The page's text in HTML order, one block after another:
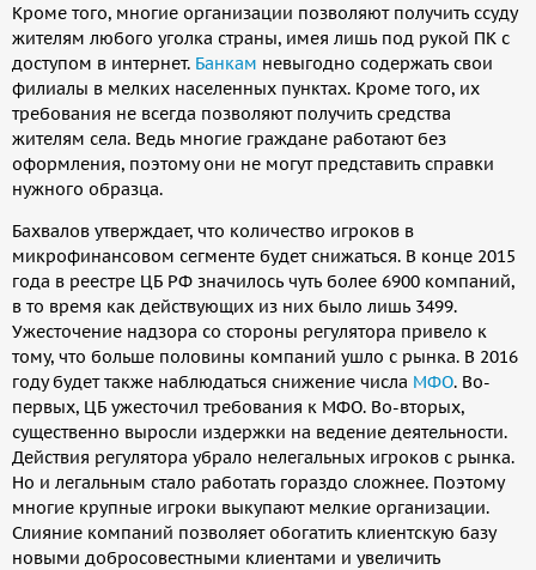
Кроме того, многие организации позволяют получить ссуду
жителям любого уголка страны, имея лишь под рукой ПК с
доступом в интернет. Банкам невыгодно содержать свои
филиалы в мелких населенных пунктах. Кроме того, их
требования не всегда позволяют получить средства
жителям села. Ведь многие граждане работают без
оформления, поэтому они не могут представить справки
нужного образца.
Бахвалов утверждает, что количество игроков в
микрофинансовом сегменте будет снижаться. В конце 2015
года в реестре ЦБ РФ значилось чуть более 6900 компаний,
в то время как действующих из них было лишь 3499.
Ужесточение надзора со стороны регулятора привело к
тому, что больше половины компаний ушло с рынка. В 2016
году будет также наблюдаться снижение числа МФО. Во-
первых, ЦБ ужесточил требования к МФО. Во-вторых,
существенно выросли издержки на ведение деятельности.
Действия регулятора убрало нелегальных игроков с рынка.
Но и легальным стало работать гораздо сложнее. Поэтому
многие крупные игроки выкупают мелкие организации.
Слияние компаний позволяет обогатить клиентскую базу
новыми добросовестными клиентами и увеличить